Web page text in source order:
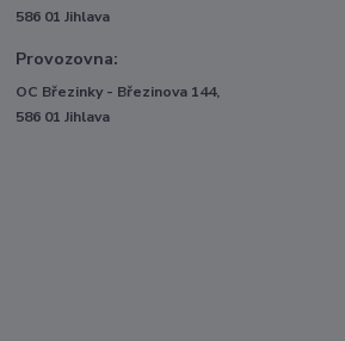
586 01 Jihlava
Provozovna:
OC Březinky - Březinova 144,
586 01 Jihlava